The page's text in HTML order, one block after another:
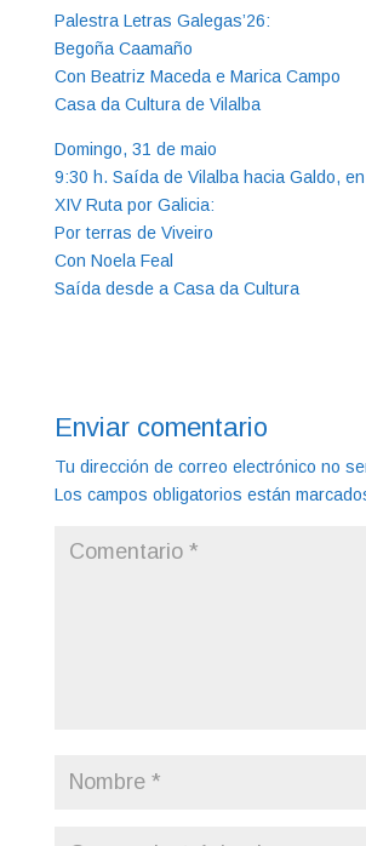
Palestra Letras Galegas’26:
Begoña Caamaño
Con Beatriz Maceda e Marica Campo
Casa da Cultura de Vilalba
Domingo, 31 de maio
9:30 h. Saída de Vilalba hacia Galdo,
XIV Ruta por Galicia:
Por terras de Viveiro
Con Noela Feal
Saída desde a Casa da Cultura
Enviar comentario
Tu dirección de correo electrónico no
Los campos obligatorios están